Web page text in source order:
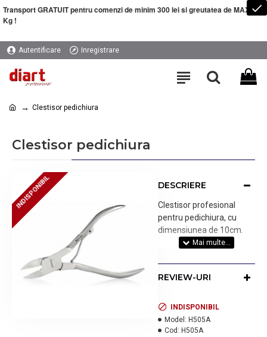
Transport GRATUIT pentru comenzi de minim 300 lei si greutatea de MAXIM 5
Kg !
Autentificare Inregistrare
Clestisor pedichiura
Clestisor pedichiura
INDISPONIBIL
INDISPONIBIL DESCRIERE
Clestisor profesional
pentru pedichiura, cu
dimensiunea de 10cm.
REVIEW-URI
INDISPONIBIL
Model: H505A
Cod: H505A